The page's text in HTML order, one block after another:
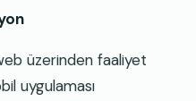
üzerinden faaliyet
uygulaması